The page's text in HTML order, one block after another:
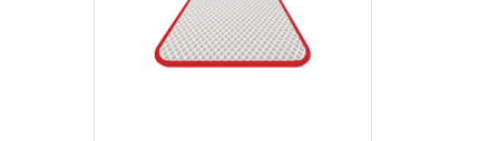
GÖZAT